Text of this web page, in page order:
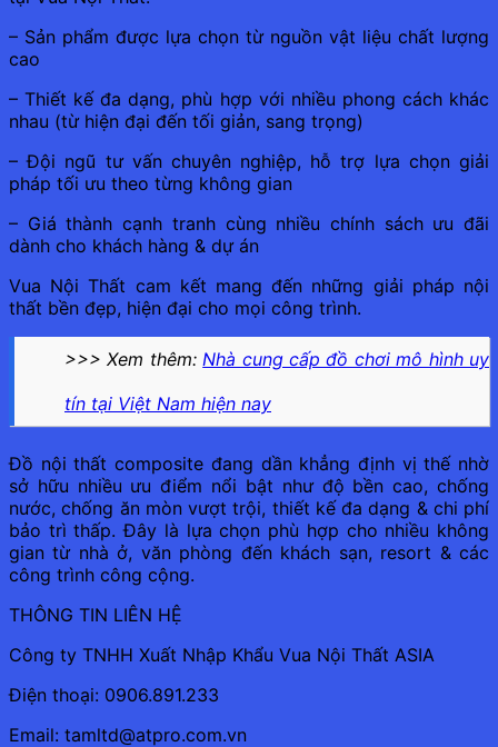
– Sản phẩm được lựa chọn từ nguồn vật liệu chất lượng
cao
– Thiết kế đa dạng, phù hợp với nhiều phong cách khác
nhau (từ hiện đại đến tối giản, sang trọng)
– Đội ngũ tư vấn chuyên nghiệp, hỗ trợ lựa chọn giải
pháp tối ưu theo từng không gian
– Giá thành cạnh tranh cùng nhiều chính sách ưu đãi
dành cho khách hàng & dự án
Vua Nội Thất cam kết mang đến những giải pháp nội
thất bền đẹp, hiện đại cho mọi công trình.
>>> Xem thêm: Nhà cung cấp đồ chơi mô hình uy
tín tại Việt Nam hiện nay
Đồ nội thất composite đang dần khẳng định vị thế nhờ
sở hữu nhiều ưu điểm nổi bật như độ bền cao, chống
nước, chống ăn mòn vượt trội, thiết kế đa dạng & chi phí
bảo trì thấp. Đây là lựa chọn phù hợp cho nhiều không
gian từ nhà ở, văn phòng đến khách sạn, resort & các
công trình công cộng.
THÔNG TIN LIÊN HỆ
Công ty TNHH Xuất Nhập Khẩu Vua Nội Thất ASIA
Điện thoại: 0906.891.233
Email: tamltd@atpro.com.vn